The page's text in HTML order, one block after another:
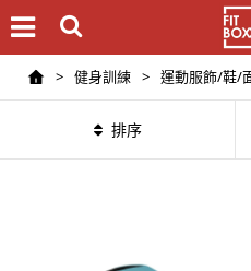
> 健身訓練 > 運動服飾/鞋/
排序